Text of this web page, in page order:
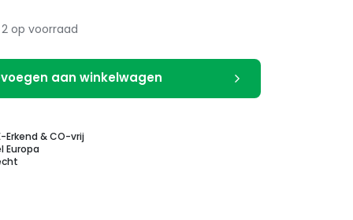
2 op voorraad
aan winkelwagen
Erkend & CO-vrij
Europa